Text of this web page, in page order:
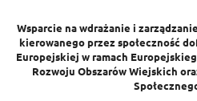
Wsparcie na wdrażanie i
kierowanego przez społeczność
Europejskiej w ramach
Rozwoju Obszarów Wiejskich